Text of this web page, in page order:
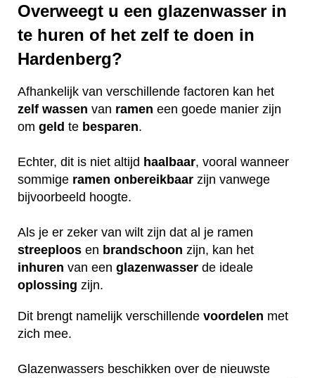
Overweegt u een glazenwasser in
te huren of het zelf te doen in
Hardenberg?
Afhankelijk van verschillende factoren kan het
zelf wassen van ramen een goede manier zijn
om geld te besparen.
Echter, dit is niet altijd haalbaar, vooral wanneer
sommige ramen onbereikbaar zijn vanwege
bijvoorbeeld hoogte.
Als je er zeker van wilt zijn dat al je ramen
streeploos en brandschoon zijn, kan het
inhuren van een glazenwasser de ideale
oplossing zijn.
Dit brengt namelijk verschillende voordelen met
zich mee.
Glazenwassers beschikken over de nieuwste